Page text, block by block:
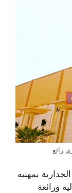
رائع
بمهنيه
ورائعة